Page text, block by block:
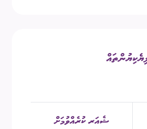
ޝެއަރ ކުރެއްވުމަށް